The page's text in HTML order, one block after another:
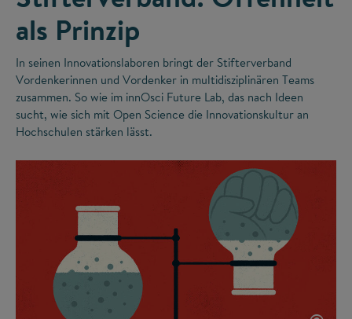
als Prinzip
In seinen Innovationslaboren bringt der Stifterverband
Vordenkerinnen und Vordenker in multidisziplinären Teams
zusammen. So wie im innOsci Future Lab, das nach Ideen
sucht, wie sich mit Open Science die Innovationskultur an
Hochschulen stärken lässt.